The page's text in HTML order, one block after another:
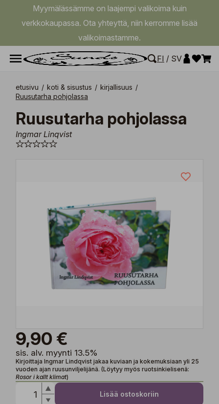
Myymälässämme on laajempi valikoima kuin
verkkokaupassa. Ota yhteyttä, niin kerromme lisää
valikoimastamme.
FI / SV
etusivu / koti & sisustus / kirjallisuus /
Ruusutarha pohjolassa
Ruusutarha pohjolassa
Ingmar Linqvist
9,90 €
sis. alv. myynti 13.5%
Kirjoittaja Ingmar Lindqvist jakaa kuviaan ja kokemuksiaan yli 25
vuoden ajan ruusunviljelijänä. (Löytyy myös ruotsinkielisenä:
Rosor i kallt klimat)
Lisää ostoskoriin